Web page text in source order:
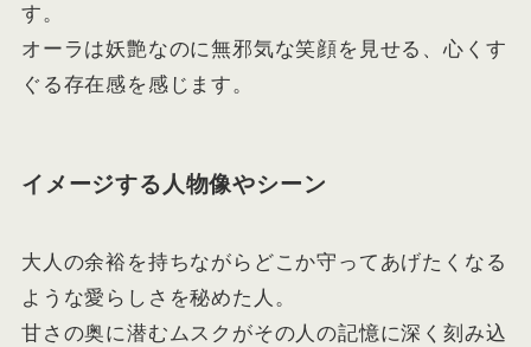
す。
オーラは妖艶なのに無邪気な笑顔を見せる、心くす
ぐる存在感を感じます。
イメージする人物像やシーン
大人の余裕を持ちながらどこか守ってあげたくなる
ような愛らしさを秘めた人。
甘さの奥に潜むムスクがその人の記憶に深く刻み込